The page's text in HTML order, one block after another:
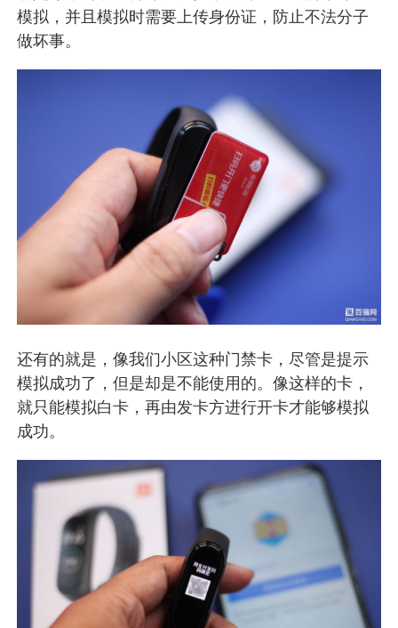
模拟，并且模拟时需要上传身份证，防止不法分子
做坏事。
还有的就是，像我们小区这种门禁卡，尽管是提示
模拟成功了，但是却是不能使用的。像这样的卡，
就只能模拟白卡，再由发卡方进行开卡才能够模拟
成功。